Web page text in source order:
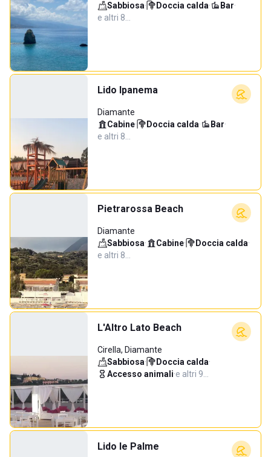
Sabbiosa· Doccia calda· Bar·
e altri 8…
Lido Ipanema
Diamante
Cabine· Doccia calda· Bar·
e altri 8…
Pietrarossa Beach
Diamante
Sabbiosa· Cabine· Doccia calda·
e altri 8…
L'Altro Lato Beach
Cirella, Diamante
Sabbiosa· Doccia calda·
Accesso animali·e altri 9…
Lido le Palme